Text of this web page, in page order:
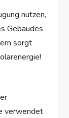
nutzen,
Gebäudes
sorgt
verwendet